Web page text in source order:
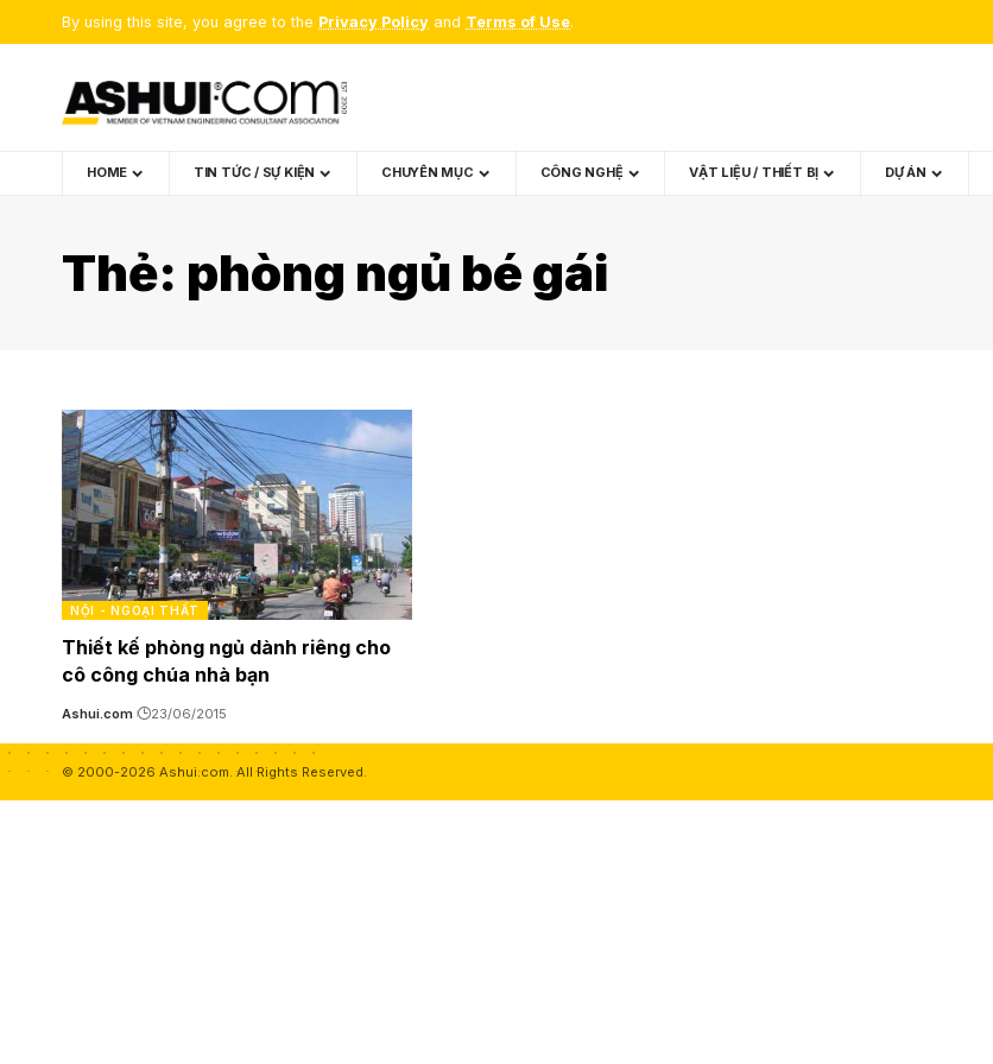
By using this site, you agree to the Privacy Policy and Terms of Use.
HOME TIN TỨC / SỰ KIỆN CHUYÊN MỤC CÔNG NGHỆ VẬT LIỆU / THIẾT BỊ DỰ ÁN
Thẻ: phòng ngủ bé gái
NỘI - NGOẠI THẤT
Thiết kế phòng ngủ dành riêng cho
cô công chúa nhà bạn
Ashui.com 23/06/2015
© 2000-2026 Ashui.com. All Rights Reserved.